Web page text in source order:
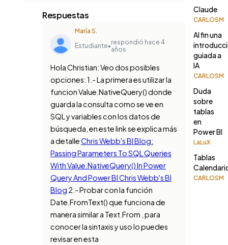
Respuestas
María S.
Estudiante•respondió hace 4
años
Hola Christian: Veo dos posibles
opciones: 1.- La primera es utilizar la
funcion Value.NativeQuery() donde
guarda la consulta como se ve en
SQL y variables con los datos de
búsqueda, en este link se explica más
a detalleChris Webb's BI Blog:
Passing Parameters To SQL Queries
With Value.NativeQuery() In Power
Query And Power BI Chris Webb's BI
Blog 2.- Probar con la función
Date.FromText() que funciona de
manera similar a Text.From , para
conocer la sintaxis y uso lo puedes
revisar en esta
Claude
CARLOSM
Al fin una
guiada a
IA
CARLOSM
Duda
sobre
tablas
en
Power BI
LaLuX
Tablas
CARLOSM